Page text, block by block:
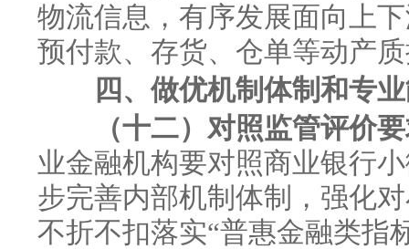
物流信息，有序发展面向上
预付款、存货、仓单等动产
四、做优机制体制和专业
（十二）对照监管评价
业金融机构要对照商业银行
步完善内部机制体制，强化
不折不扣落实“普惠金融类指